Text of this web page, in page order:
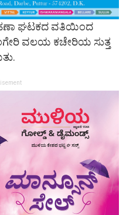
ಘಟಕದ ವತಿಯಿಂದ
ವಲಯ ಕಚೇರಿಯ ಸುತ್ತ